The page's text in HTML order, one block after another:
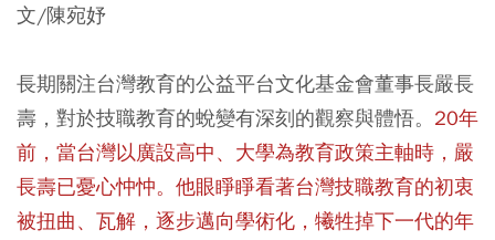
文/陳宛妤
長期關注台灣教育的公益平台文化基金會董事長嚴長
壽，對於技職教育的蛻變有深刻的觀察與體悟。 20年
前，當台灣以廣設高中、大學為教育政策主軸時，嚴
長壽已憂心忡忡。他眼睜睜看著台灣技職教育的初衷
被扭曲、瓦解，逐步邁向學術化，犧牲掉下一代的年